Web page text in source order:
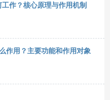
作？核心原理与作用机制
作用？主要功能和作用对象